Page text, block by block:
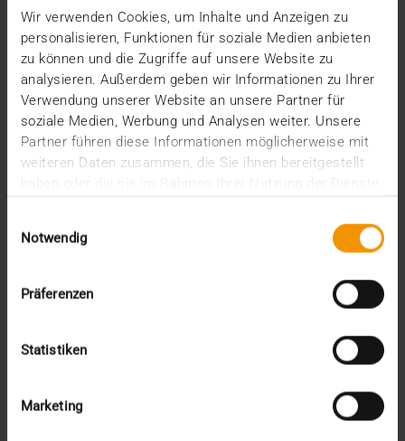
Wir verwenden Cookies, um Inhalte und Anzeigen zu
personalisieren, Funktionen für soziale Medien anbieten
zu können und die Zugriffe auf unsere Website zu
analysieren. Außerdem geben wir Informationen zu Ihrer
Verwendung unserer Website an unsere Partner für
soziale Medien, Werbung und Analysen weiter. Unsere
Partner führen diese Informationen möglicherweise mit
weiteren Daten zusammen, die Sie ihnen bereitgestellt
Notwendig
Präferenzen
Statistiken
Marketing
In der Bundesliga läuft es für Werder Bremen aktuell
deutlich besser als in der Saison zuvor. Und…
VISUS HEALTH IT
MEHR ERFAHREN